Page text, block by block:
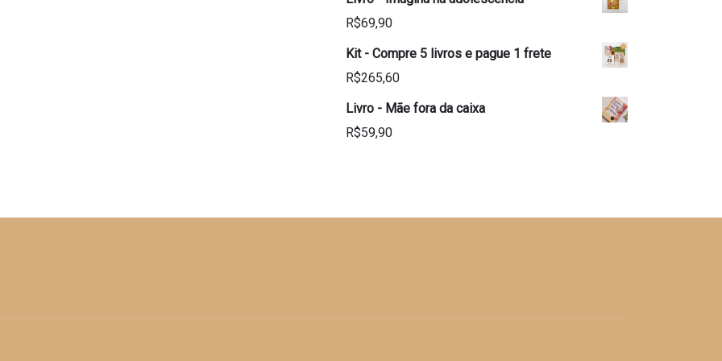
R$69,90
Kit - Compre 5 livros e pague 1 frete
R$265,60
Livro - Mãe fora da caixa
R$59,90